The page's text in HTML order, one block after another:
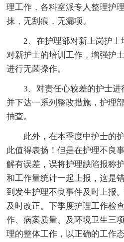
理工作，各科室派专人整理护
抹，无刮痕，无漏项。
2、在护理部对新上岗护
对新护士的培训工作，增强护
进行无菌操作。
3、对责任心较差的护士进
并下达一系列整改措施，护理
抽查。
此外，在本季度中护士的
此值得表扬！但是在护理不良
解有误差，误将护理缺陷报称
和工作量统计一起上报，这是
到发生护理不良事件及时上报
及时改正。下季度护理工作检
作、病案质量、及环境卫生三
理的整体工作，以正确的工作